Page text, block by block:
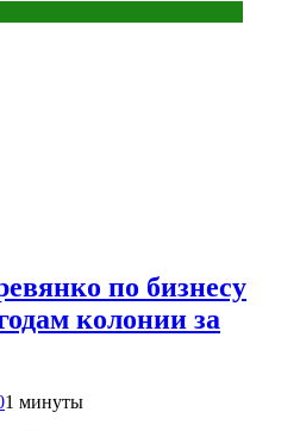
по бизнесу
колонии за
1 минуты